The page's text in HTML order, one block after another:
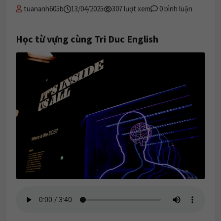
tuananh605b 13/04/2025 307 lượt xem 0 bình luận
Học từ vựng cùng Tri Duc English